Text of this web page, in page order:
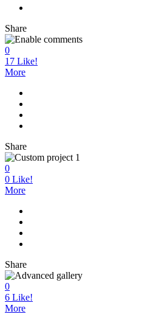
Share
0
17 Like!
More
Share
0
0 Like!
More
Share
0
6 Like!
More